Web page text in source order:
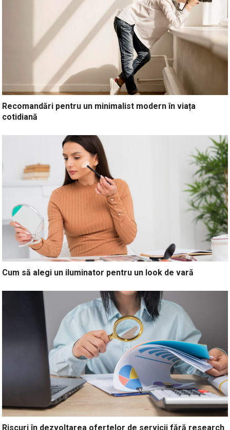
Recomandări pentru un minimalist modern în viața
cotidiană
Cum să alegi un iluminator pentru un look de vară
Riscuri în dezvoltarea ofertelor de servicii fără research